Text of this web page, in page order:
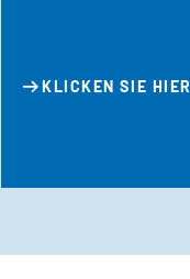
KLICKEN SIE HIER